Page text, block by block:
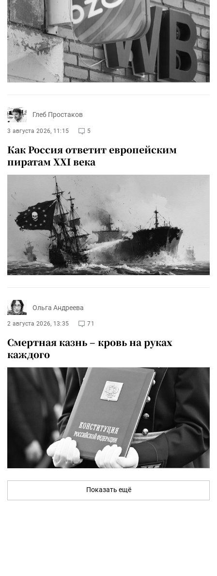
Глеб Простаков
3 августа 2026, 11:15 5
Как Россия ответит европейским
пиратам XXI века
Ольга Андреева
2 августа 2026, 13:35 71
Смертная казнь – кровь на руках
каждого
Показать ещё